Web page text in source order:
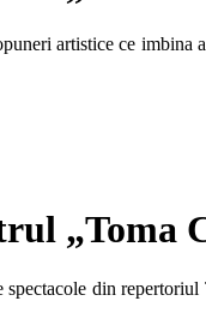
artistice ce imbina
„Toma
din